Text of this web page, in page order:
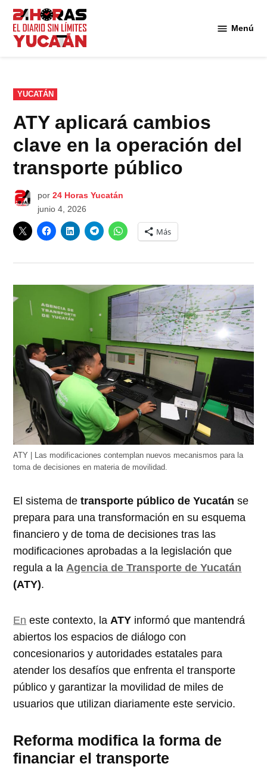
Saltar
contenido
Menú
PUBLICADO
EN
YUCATÁN
ATY aplicará cambios
clave en la operación del
transporte público
por 24 Horas Yucatán
junio 4, 2026
Más
ATY | Las modificaciones contemplan nuevos mecanismos para la
toma de decisiones en materia de movilidad.
El sistema detransporte público de Yucatán se
prepara para una transformación en su esquema
financiero y de toma de decisiones tras las
modificaciones aprobadas a la legislación que
regula a laAgencia de Transporte de Yucatán
(ATY).
En este contexto, laATY informó que mantendrá
abiertos los espacios de diálogo con
concesionarios y autoridades estatales para
atender los desafíos que enfrenta el transporte
público y garantizar la movilidad de miles de
usuarios que utilizan diariamente este servicio.
Reforma modifica la forma de
financiar el transporte